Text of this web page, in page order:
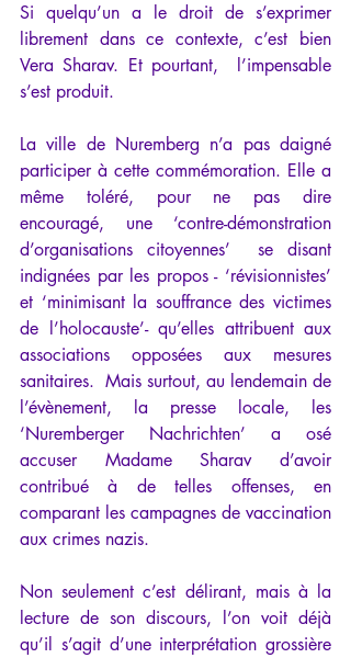
Si quelqu’un a le droit de s’exprimer
librement dans ce contexte, c’est bien
Vera Sharav. Et pourtant,  l’impensable
s’est produit.
La ville de Nuremberg n’a pas daigné
participer à cette commémoration. Elle a
même toléré, pour ne pas dire
encouragé, une ‘contre-démonstration
d’organisations citoyennes’  se disant
indignées par les propos - ‘révisionnistes’
et ‘minimisant la souffrance des victimes
de l’holocauste’- qu’elles attribuent aux
associations opposées aux mesures
sanitaires.  Mais surtout, au lendemain de
l’évènement, la presse locale, les
‘Nuremberger Nachrichten’ a osé
accuser Madame Sharav d’avoir
contribué à de telles offenses, en
comparant les campagnes de vaccination
aux crimes nazis.
Non seulement c’est délirant, mais à la
lecture de son discours, l’on voit déjà
qu’il s’agit d’une interprétation grossière